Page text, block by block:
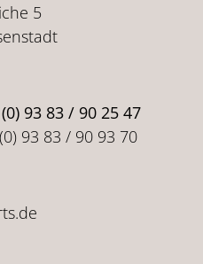
5
93 83 / 90 25 47
93 83 / 90 93 70